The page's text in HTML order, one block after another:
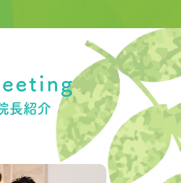
長紹介